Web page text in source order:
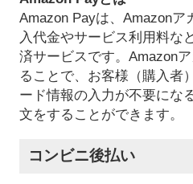
Amazon Payは、Amazonア
入代金やサービス利用料な
済サービスです。Amazon
ることで、お客様（購入者
ード情報の入力が不要にな
文をすることができます。
コンビニ後払い